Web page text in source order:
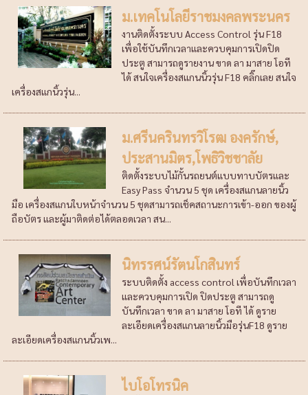
ม.เทคโนโลยีราชมงคลพระนคร
งานติดตั้งระบบ Access Control รุ่น F18
เพื่อใช้บันทึกเวลาและควบคุมการเปิดปิด
ประตู สามารถดูรายงาน ขาด ลา มาสาย โอที
ได้ สนใจเครื่องสแกนนิ้วรุ่น F18 คลิ๊กเลย สนใจ
เครื่องสแกนิ้วรุ่น...
ม.ศรีนครินทรวิโรฒ องครักษ์,
ประสานมิตร,โพธิวิชชาลัย
ติดตั้งระบบไม้กั้นรถยนต์แบบทาบบัตรและ
Easy Pass จำนวน 5 ชุด เครื่องสแกนลายนิ้ว
มือ เครื่องสแกนใบหน้าจำนวน 5 ชุดสามารถเช็คสถานะการเข้า-ออก ของผู้
ถือบัตร และผู้มาติดต่อได้ตลอดเวลา สน...
นิทรรศน์รัตนโกสินทร์
ระบบติดตั้ง access control เพื่อบันทึกเวลา
และควบคุมการเปิด ปิดประตู สามารถดู
บันทึกเวลา ขาด ลา มาสาย โอที ได้ ดูราย
ละเอียดเครื่องสแกนลายนิ้วมือรุ่นF18 ดูราย
ละเอียดเครื่องสแกนนิ้วเพ...
ไบโอโทรนิค